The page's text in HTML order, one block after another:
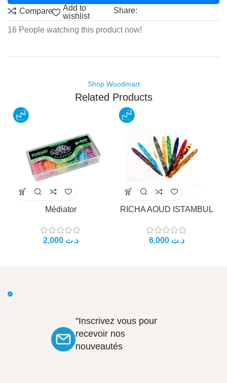
Compare
Add to
wishlist
Share:
16 People watching this product now!
Shop Woodmart
Related Products
Médiator
د.ت
RICHA AOUD ISTAMBUL
د.ت
"Inscrivez vous pour
recevoir nos
nouveautés